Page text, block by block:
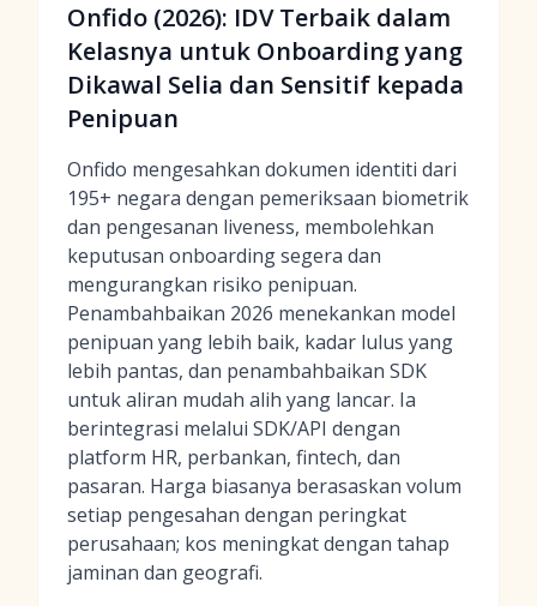
Onfido (2026): IDV Terbaik dalam
Kelasnya untuk Onboarding yang
Dikawal Selia dan Sensitif kepada
Penipuan
Onfido mengesahkan dokumen identiti dari
195+ negara dengan pemeriksaan biometrik
dan pengesanan liveness, membolehkan
keputusan onboarding segera dan
mengurangkan risiko penipuan.
Penambahbaikan 2026 menekankan model
penipuan yang lebih baik, kadar lulus yang
lebih pantas, dan penambahbaikan SDK
untuk aliran mudah alih yang lancar. Ia
berintegrasi melalui SDK/API dengan
platform HR, perbankan, fintech, dan
pasaran. Harga biasanya berasaskan volum
setiap pengesahan dengan peringkat
perusahaan; kos meningkat dengan tahap
jaminan dan geografi.